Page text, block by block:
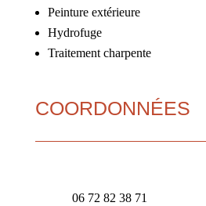
Peinture extérieure
Hydrofuge
Traitement charpente
COORDONNÉES
06 72 82 38 71